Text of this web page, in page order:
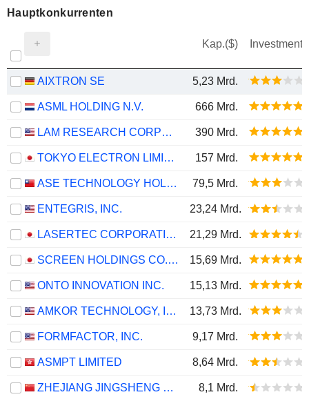
Hauptkonkurrenten
Kap.($) Investment
AIXTRON SE 5,23 Mrd.
ASML HOLDING N.V. 666 Mrd.
LAM RESEARCH CORPORATION 390 Mrd.
TOKYO ELECTRON LIMITED 157 Mrd.
ASE TECHNOLOGY HOLDING CO., LTD. 79,5 Mrd.
ENTEGRIS, INC. 23,24 Mrd.
LASERTEC CORPORATION 21,29 Mrd.
SCREEN HOLDINGS CO., LTD. 15,69 Mrd.
ONTO INNOVATION INC. 15,13 Mrd.
AMKOR TECHNOLOGY, INC. 13,73 Mrd.
FORMFACTOR, INC. 9,17 Mrd.
ASMPT LIMITED 8,64 Mrd.
ZHEJIANG JINGSHENG MECHANICAL & ELECTRICAL CO., LTD.
8,1 Mrd.